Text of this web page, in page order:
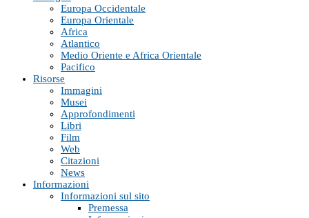
Europa Occidentale
Europa Orientale
Africa
Atlantico
Medio Oriente e Africa Orientale
Pacifico
Risorse
Immagini
Musei
Approfondimenti
Libri
Film
Web
Citazioni
News
Informazioni
Informazioni sul sito
Premessa